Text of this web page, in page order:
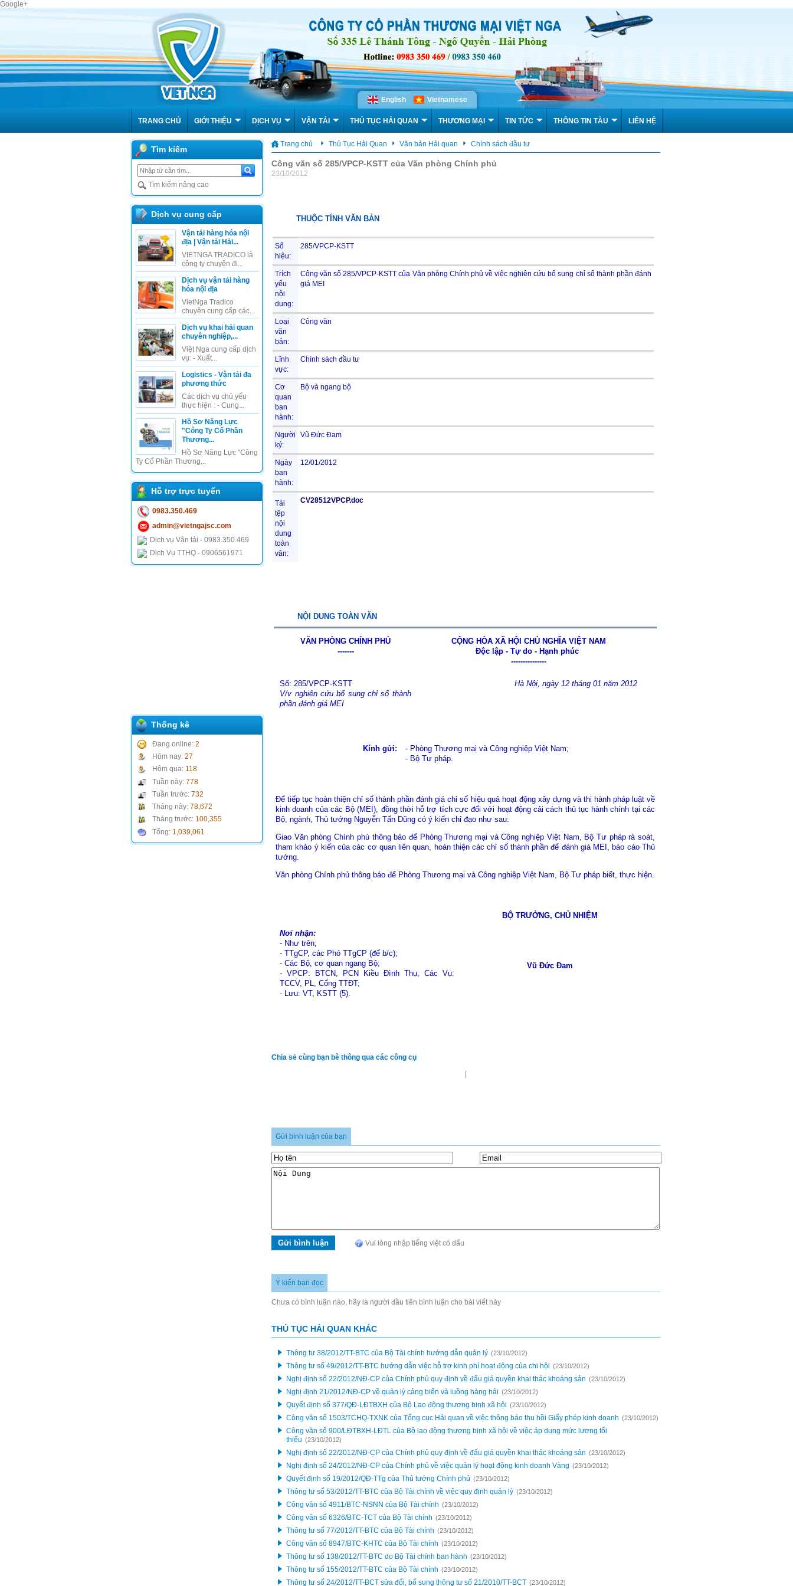
Google+
English Vietnamese
TRANG CHỦ GIỚI THIỆU DỊCH VỤ VẬN TẢI THỦ TỤC HẢI QUAN THƯƠNG MẠI TIN TỨC THÔNG TIN TÀU LIÊN HỆ
Tìm kiếm
Tìm kiếm nâng cao
Dịch vụ cung cấp
Vận tải hàng hóa nội
địa | Vận tải Hải...
VIETNGA TRADICO là
công ty chuyên đi...
Dịch vụ vận tải hàng
hóa nội địa
VietNga Tradico
chuyên cung cấp các...
Dịch vụ khai hải quan
chuyên nghiệp,...
Việt Nga cung cấp dịch
vụ: - Xuất...
Logistics - Vận tải đa
phương thức
Các dịch vụ chủ yếu
thực hiện : - Cung...
Hồ Sơ Năng Lực
"Công Ty Cổ Phần
Thương...
Hồ Sơ Năng Lực "Công
Ty Cổ Phần Thương...
Hỗ trợ trực tuyến
0983.350.469
admin@vietngajsc.com
Dịch vụ Vận tải - 0983.350.469
Dịch Vụ TTHQ - 0906561971
Thống kê
Đang online: 2
Hôm nay: 27
Hôm qua: 118
Tuần này: 778
Tuần trước: 732
Tháng này: 78,672
Tháng trước: 100,355
Tổng: 1,039,061
Trang chủ Thủ Tục Hải Quan Văn bản Hải quan Chính sách đầu tư
Công văn số 285/VPCP-KSTT của Văn phòng Chính phủ
23/10/2012
THUỘC TÍNH VĂN BẢN
Số
hiệu:
285/VPCP-KSTT
Trích
yếu
nội
dung:
Công văn số 285/VPCP-KSTT của Văn phòng Chính phủ về việc nghiên cứu bổ sung chỉ số thành phần đánh
giá MEI
Loại
văn
bản:
Công văn
Lĩnh
vực:
Chính sách đầu tư
Cơ
quan
ban
hành:
Bộ và ngang bộ
Người
ký:
Vũ Đức Đam
Ngày
ban
hành:
12/01/2012
Tải
tệp
nội
dung
toàn
văn:
CV28512VPCP.doc
NỘI DUNG TOÀN VĂN
VĂN PHÒNG CHÍNH PHỦ
-------
CỘNG HÒA XÃ HỘI CHỦ NGHĨA VIỆT NAM
Độc lập - Tự do - Hạnh phúc
---------------
Số: 285/VPCP-KSTT
V/v nghiên cứu bổ sung chỉ số thành
phần đánh giá MEI
Hà Nội, ngày 12 tháng 01 năm 2012
Kính gửi:
- Phòng Thương mại và Công nghiệp Việt Nam;
- Bộ Tư pháp.
Để tiếp tục hoàn thiện chỉ số thành phần đánh giá chỉ số hiệu quả hoạt động xây dựng và thi hành pháp luật về
kinh doanh của các Bộ (MEI), đồng thời hỗ trợ tích cực đối với hoạt động cải cách thủ tục hành chính tại các
Bộ, ngành, Thủ tướng Nguyễn Tấn Dũng có ý kiến chỉ đạo như sau:
Giao Văn phòng Chính phủ thông báo để Phòng Thương mại và Công nghiệp Việt Nam, Bộ Tư pháp rà soát,
tham khảo ý kiến của các cơ quan liên quan, hoàn thiện các chỉ số thành phần để đánh giá MEI, báo cáo Thủ
tướng.
Văn phòng Chính phủ thông báo để Phòng Thương mại và Công nghiệp Việt Nam, Bộ Tư pháp biết, thực hiện.
Nơi nhận:
- Như trên;
- TTgCP, các Phó TTgCP (để b/c);
- Các Bộ, cơ quan ngang Bộ;
- VPCP: BTCN, PCN Kiều Đình Thụ, Các Vụ:
TCCV, PL, Cổng TTĐT;
- Lưu: VT, KSTT (5).
BỘ TRƯỞNG, CHỦ NHIỆM
Vũ Đức Đam
Chia sẻ cùng bạn bè thông qua các công cụ
Gửi bình luận của bạn
Vui lòng nhập tiếng việt có dấu
Ý kiến bạn đọc
Chưa có bình luận nào, hãy là người đầu tiên bình luận cho bài viết này
THỦ TỤC HẢI QUAN KHÁC
Thông tư 38/2012/TT-BTC của Bộ Tài chính hướng dẫn quản lý (23/10/2012)
Thông tư số 49/2012/TT-BTC hướng dẫn việc hỗ trợ kinh phí hoạt động của chi hội (23/10/2012)
Nghị định số 22/2012/NĐ-CP của Chính phủ quy định về đấu giá quyền khai thác khoáng sản (23/10/2012)
Nghị định 21/2012/NĐ-CP về quản lý cảng biển và luồng hàng hải (23/10/2012)
Quyết định số 377/QĐ-LĐTBXH của Bộ Lao động thương binh xã hội (23/10/2012)
Công văn số 1503/TCHQ-TXNK của Tổng cục Hải quan về việc thông báo thu hồi Giấy phép kinh doanh (23/10/2012)
Công văn số 900/LĐTBXH-LĐTL của Bộ lao động thương binh xã hội về việc áp dụng mức lương tối
thiểu (23/10/2012)
Nghị định số 22/2012/NĐ-CP của Chính phủ quy định về đấu giá quyền khai thác khoáng sản (23/10/2012)
Nghị định số 24/2012/NĐ-CP của Chính phủ về việc quản lý hoạt động kinh doanh Vàng (23/10/2012)
Quyết định số 19/2012/QĐ-TTg của Thủ tướng Chính phủ (23/10/2012)
Thông tư số 53/2012/TT-BTC của Bộ Tài chính về việc quy định quản lý (23/10/2012)
Công văn số 4911/BTC-NSNN của Bộ Tài chính (23/10/2012)
Công văn số 6326/BTC-TCT của Bộ Tài chính (23/10/2012)
Thông tư số 77/2012/TT-BTC của Bộ Tài chính (23/10/2012)
Công văn số 8947/BTC-KHTC của Bộ Tài chính (23/10/2012)
Thông tư số 138/2012/TT-BTC do Bộ Tài chính ban hành (23/10/2012)
Thông tư số 155/2012/TT-BTC của Bộ Tài chính (23/10/2012)
Thông tư số 24/2012/TT-BCT sửa đổi, bổ sung thông tư số 21/2010/TT-BCT (23/10/2012)